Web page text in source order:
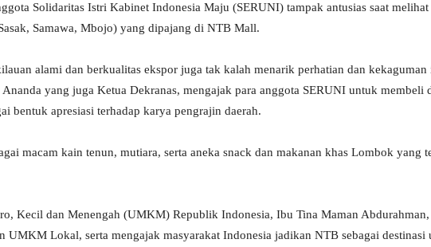
Solidaritas Istri Kabinet Indonesia Maju (SERUNI) tampak antusias saat melihat
Samawa, Mbojo) yang dipajang di NTB Mall.
alami dan berkualitas ekspor juga tak kalah menarik perhatian dan kekaguman
yang juga Ketua Dekranas, mengajak para anggota SERUNI untuk membeli
bentuk apresiasi terhadap karya pengrajin daerah.
macam kain tenun, mutiara, serta aneka snack dan makanan khas Lombok yang
Kecil dan Menengah (UMKM) Republik Indonesia, Ibu Tina Maman Abdurahman,
UMKM Lokal, serta mengajak masyarakat Indonesia jadikan NTB sebagai destinasi